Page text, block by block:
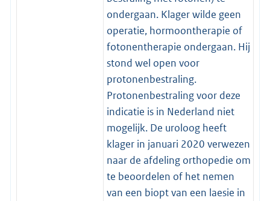
ondergaan. Klager wilde geen
operatie, hormoontherapie of
fotonentherapie ondergaan. Hij
stond wel open voor
protonenbestraling.
Protonenbestraling voor deze
indicatie is in Nederland niet
mogelijk. De uroloog heeft
klager in januari 2020 verwezen
naar de afdeling orthopedie om
te beoordelen of het nemen
van een biopt van een laesie in